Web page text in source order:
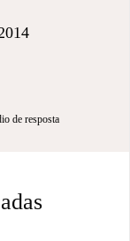
de resposta